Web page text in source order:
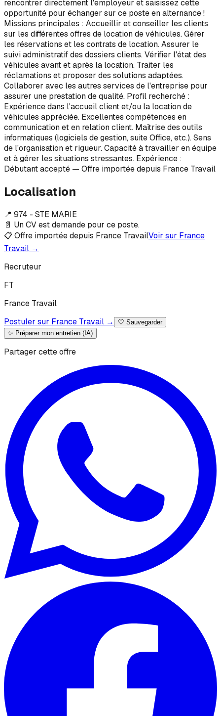
rencontrer directement l'employeur et saisissez cette
opportunité pour échanger sur ce poste en alternance !
Missions principales : Accueillir et conseiller les clients
sur les différentes offres de location de véhicules. Gérer
les réservations et les contrats de location. Assurer le
suivi administratif des dossiers clients. Vérifier l'état des
véhicules avant et après la location. Traiter les
réclamations et proposer des solutions adaptées.
Collaborer avec les autres services de l'entreprise pour
assurer une prestation de qualité. Profil recherché :
Expérience dans l'accueil client et/ou la location de
véhicules appréciée. Excellentes compétences en
communication et en relation client. Maîtrise des outils
informatiques (logiciels de gestion, suite Office, etc.). Sens
de l'organisation et rigueur. Capacité à travailler en équipe
et à gérer les situations stressantes. Expérience :
Débutant accepté — Offre importée depuis France Travail
Localisation
📍 974 - STE MARIE
📄 Un CV est demande pour ce poste.
📋 Offre importée depuis France TravailVoir sur France
Travail →
Recruteur
FT
France Travail
Postuler sur France Travail →
🤍 Sauvegarder
✨ Préparer mon entretien (IA)
Partager cette offre